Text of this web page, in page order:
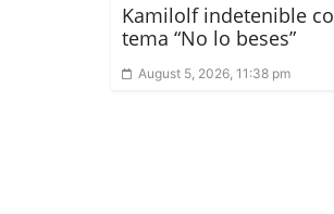
Kamilolf indetenible
tema “No lo beses”
August 5, 2026, 11:38 pm